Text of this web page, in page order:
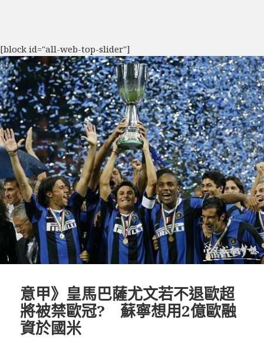
[block id="all-web-top-slider"]
意甲》皇馬巴薩尤文若不退歐超
將被禁歐冠? 蘇寧想用2億歐融
資於國米